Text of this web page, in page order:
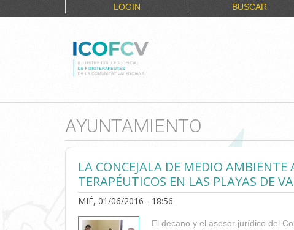
LOGIN BUSCAR
AYUNTAMIENTO
LA CONCEJALA DE MEDIO AMBIENTE
TERAPÉUTICOS EN LAS PLAYAS DE
MIÉ, 01/06/2016 - 18:56
El decano y el asesor jurídico del